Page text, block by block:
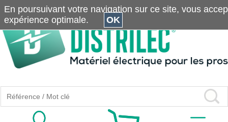
En poursuivant votre navigation sur ce site, vous
expérience optimale.
OK